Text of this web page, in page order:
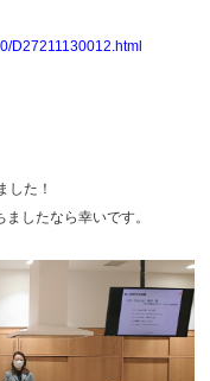
D27211130012.html
した！
したなら幸いです。